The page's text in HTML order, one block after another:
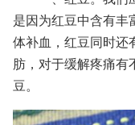
是因为红豆中含有丰
体补血，红豆同时还
肪，对于缓解疼痛有
豆。